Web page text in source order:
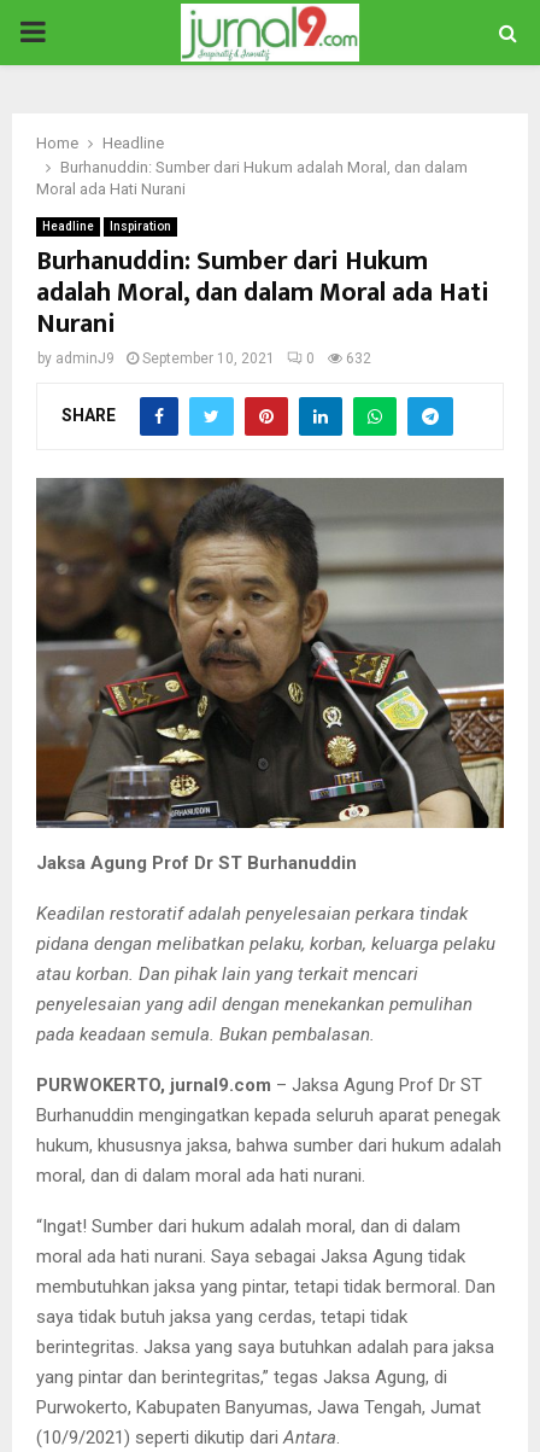
PRIMARY
Home
Headline
Burhanuddin: Sumber dari Hukum adalah Moral, dan dalam
Moral ada Hati Nurani
Headline Inspiration
Burhanuddin: Sumber dari Hukum
adalah Moral, dan dalam Moral ada Hati
Nurani
by adminJ9 September 10, 2021 0 632
SHARE
Jaksa Agung Prof Dr ST Burhanuddin
Keadilan restoratif adalah penyelesaian perkara tindak
pidana dengan melibatkan pelaku, korban, keluarga pelaku
atau korban. Dan pihak lain yang terkait mencari
penyelesaian yang adil dengan menekankan pemulihan
pada keadaan semula. Bukan pembalasan.
PURWOKERTO, jurnal9.com – Jaksa Agung Prof Dr ST
Burhanuddin mengingatkan kepada seluruh aparat penegak
hukum, khususnya jaksa, bahwa sumber dari hukum adalah
moral, dan di dalam moral ada hati nurani.
“Ingat! Sumber dari hukum adalah moral, dan di dalam
moral ada hati nurani. Saya sebagai Jaksa Agung tidak
membutuhkan jaksa yang pintar, tetapi tidak bermoral. Dan
saya tidak butuh jaksa yang cerdas, tetapi tidak
berintegritas. Jaksa yang saya butuhkan adalah para jaksa
yang pintar dan berintegritas,” tegas Jaksa Agung, di
Purwokerto, Kabupaten Banyumas, Jawa Tengah, Jumat
(10/9/2021) seperti dikutip dariAntara.